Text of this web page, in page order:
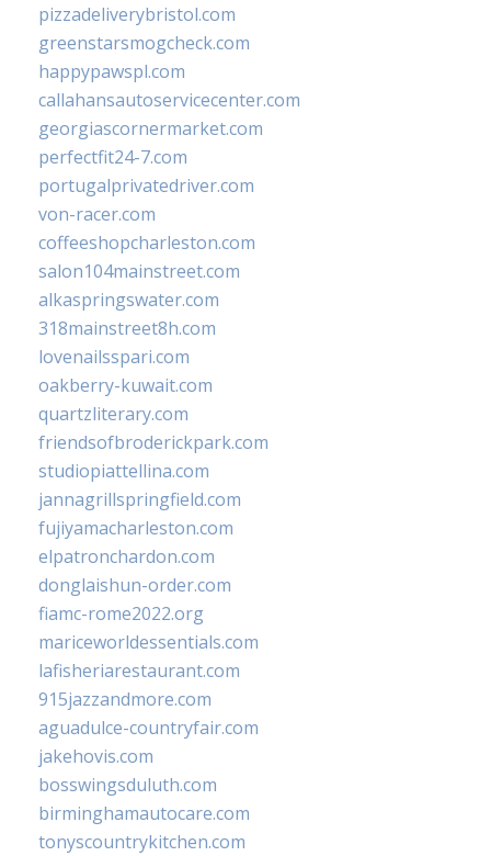
pizzadeliverybristol.com
greenstarsmogcheck.com
happypawspl.com
callahansautoservicecenter.com
georgiascornermarket.com
perfectfit24-7.com
portugalprivatedriver.com
von-racer.com
coffeeshopcharleston.com
salon104mainstreet.com
alkaspringswater.com
318mainstreet8h.com
lovenailsspari.com
oakberry-kuwait.com
quartzliterary.com
friendsofbroderickpark.com
studiopiattellina.com
jannagrillspringfield.com
fujiyamacharleston.com
elpatronchardon.com
donglaishun-order.com
fiamc-rome2022.org
mariceworldessentials.com
lafisheriarestaurant.com
915jazzandmore.com
aguadulce-countryfair.com
jakehovis.com
bosswingsduluth.com
birminghamautocare.com
tonyscountrykitchen.com